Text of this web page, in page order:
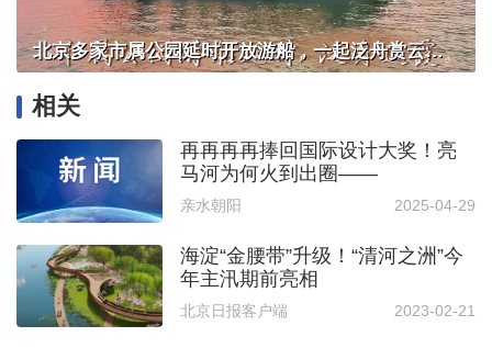
北京多家市属公园延时开放游船，一起泛舟赏云霞！
相关
再再再再捧回国际设计大奖！亮
马河为何火到出圈——
亲水朝阳 2025-04-29
海淀“金腰带”升级！“清河之洲”今
年主汛期前亮相
北京日报客户端 2023-02-21